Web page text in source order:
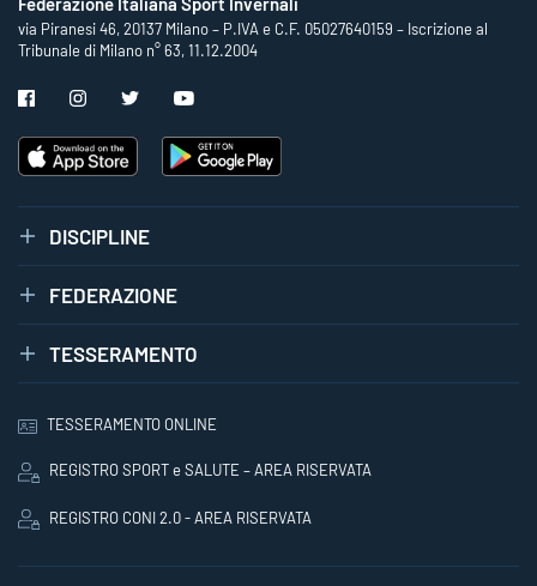
via Piranesi 46, 20137 Milano – P.IVA e C.F. 05027640159 – Iscrizione al
Tribunale di Milano n° 63, 11.12.2004
DISCIPLINE
FEDERAZIONE
TESSERAMENTO
TESSERAMENTO ONLINE
REGISTRO SPORT e SALUTE – AREA RISERVATA
REGISTRO CONI 2.0 - AREA RISERVATA